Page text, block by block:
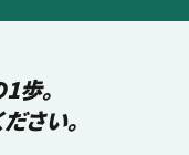
歩。
さい。